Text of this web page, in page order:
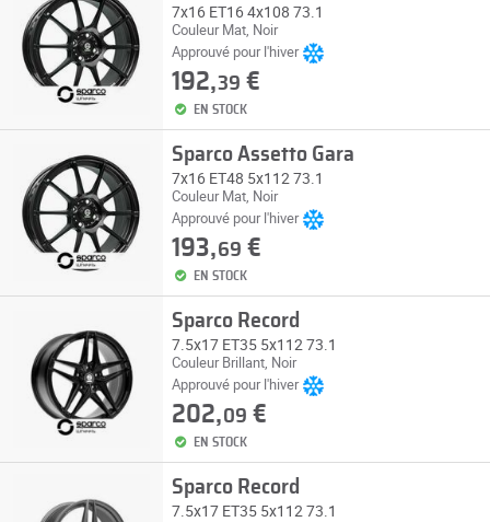
7x16 ET16 4x108 73.1
Couleur Mat, Noir
Approuvé pour l'hiver
192,39 €
EN STOCK
Sparco Assetto Gara
7x16 ET48 5x112 73.1
Couleur Mat, Noir
Approuvé pour l'hiver
193,69 €
EN STOCK
Sparco Record
7.5x17 ET35 5x112 73.1
Couleur Brillant, Noir
Approuvé pour l'hiver
202,09 €
EN STOCK
Sparco Record
7.5x17 ET35 5x112 73.1